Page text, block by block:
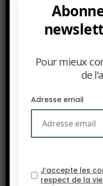
YOUTUBE :
Pour mieux
de
Adresse email
J’accepte les
respect de la